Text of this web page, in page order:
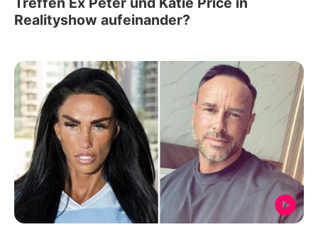
Realityshow aufeinander?